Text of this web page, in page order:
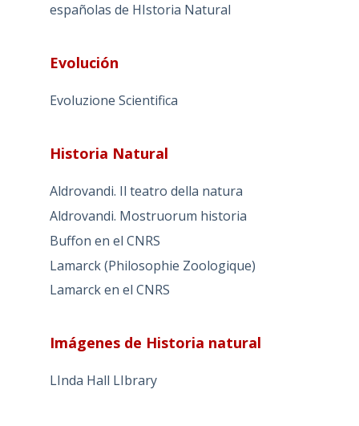
españolas de HIstoria Natural
Evolución
Evoluzione Scientifica
Historia Natural
Aldrovandi. Il teatro della natura
Aldrovandi. Mostruorum historia
Buffon en el CNRS
Lamarck (Philosophie Zoologique)
Lamarck en el CNRS
Imágenes de Historia natural
LInda Hall LIbrary